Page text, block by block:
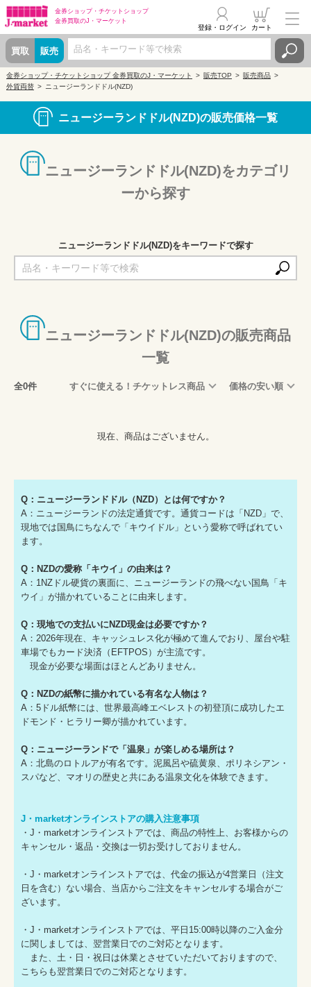
金券ショップ・ チケットショップ
金券買取のJ・マーケット
買取 販売
登録・ログイン カート
金券ショップ・チケットショップ 金券買取のJ・マーケット 販売TOP
販売商品
外貨両替
ニュージーランドドル(NZD)
ニュージーランドドル(NZD)の販売価格一覧
ニュージーランドドル(NZD)をカテゴリ
ーから探す
ニュージーランドドル(NZD)をキーワードで探す
ニュージーランドドル(NZD)の販売商品
一覧
全0件 すぐに使える！チケットレス商品 価格の安い順
現在、商品はございません。
Q：ニュージーランドドル（NZD）とは何ですか？
A：ニュージーランドの法定通貨です。通貨コードは「NZD」で、
現地では国鳥にちなんで「キウイドル」という愛称で呼ばれてい
ます。
Q：NZDの愛称「キウイ」の由来は？
A：1NZドル硬貨の裏面に、ニュージーランドの飛べない国鳥「キ
ウイ」が描かれていることに由来します。
Q：現地での支払いにNZD現金は必要ですか？
A：2026年現在、キャッシュレス化が極めて進んでおり、屋台や駐
車場でもカード決済（EFTPOS）が主流です。
現金が必要な場面はほとんどありません。
Q：NZDの紙幣に描かれている有名な人物は？
A：5ドル紙幣には、世界最高峰エベレストの初登頂に成功したエ
ドモンド・ヒラリー卿が描かれています。
Q：ニュージーランドで「温泉」が楽しめる場所は？
A：北島のロトルアが有名です。泥風呂や硫黄泉、ポリネシアン・
スパなど、マオリの歴史と共にある温泉文化を体験できます。
J・marketオンラインストアの購入注意事項
・J・marketオンラインストアでは、商品の特性上、お客様からの
キャンセル・返品・交換は一切お受けしておりません。
・J・marketオンラインストアでは、代金の振込が4営業日（注文
日を含む）ない場合、当店からご注文をキャンセルする場合がご
ざいます。
・J・marketオンラインストアでは、平日15:00時以降のご入金分
に関しましては、翌営業日でのご対応となります。
また、土・日・祝日は休業とさせていただいておりますので、
こちらも翌営業日でのご対応となります。